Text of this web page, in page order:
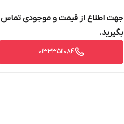
جهت اطلاع از قیمت و موجودی تماس
بگیرید.
01333511084